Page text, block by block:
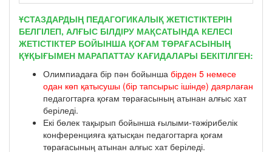
ҰСТАЗДАРДЫҢ ПЕДАГОГИКАЛЫҚ ЖЕТІСТІКТЕРІН
БЕЛГІЛЕП, АЛҒЫС БІЛДІРУ МАҚСАТЫНДА КЕЛЕСІ
ЖЕТІСТІКТЕР БОЙЫНША ҚОҒАМ ТӨРАҒАСЫНЫҢ
ҚҰҚЫҒЫМЕН МАРАПАТТАУ КАҒИДАЛАРЫ БЕКІТІЛГЕН:
Олимпиадаға бір пән бойынша бірден 5 немесе
одан көп қатысушы (бір тапсырыс ішінде) даярлаған
педагогтарға қоғам төрағасының атынан алғыс хат
беріледі.
Екі бөлек тақырып бойынша ғылыми-тәжірибелік
конференцияға қатысқан педагогтарға қоғам
төрағасының атынан алғыс хат беріледі.